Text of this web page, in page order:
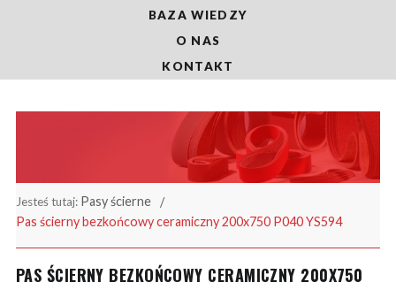
BAZA WIEDZY
O NAS
KONTAKT
Jesteś tutaj: Pasy ścierne
Pas ścierny bezkońcowy ceramiczny 200x750 P040 YS594
PAS ŚCIERNY BEZKOŃCOWY CERAMICZNY 200X750